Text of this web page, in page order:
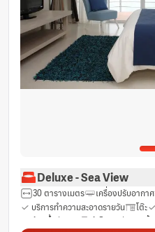
Deluxe - Sea View
30 ตารางเมตร เครื่องปรับอากาศ
บริการทำความสะอาดรายวัน
โต๊ะ
ห้องน้ำส่วนตัว
ตู้เย็น ช่องเคเบิ้ล